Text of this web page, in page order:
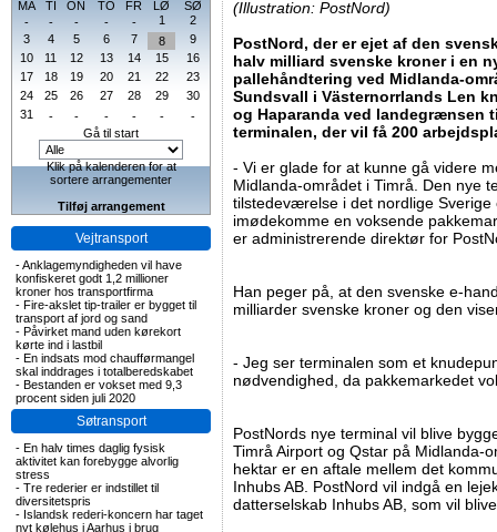
MA
TI ON TO FR LØ
SØ
-
- - - - 1
2
3
4 5 6 7 8
9
10
11 12 13 14 15
16
17
18 19 20 21 22
23
24
25 26 27 28 29
30
31
- - - - -
-
Gå til start
Klik på kalenderen for at
sortere arrangementer
Tilføj arrangement
Vejtransport
-Anklagemyndigheden vil have
konfiskeret godt 1,2 millioner
kroner hos transportfirma
- Fire-akslet tip-trailer er bygget til
transport af jord og sand
- Påvirket mand uden kørekort
kørte ind i lastbil
- En indsats mod chaufførmangel
skal inddrages i totalberedskabet
- Bestanden er vokset med 9,3
procent siden juli 2020
Søtransport
- En halv times daglig fysisk
aktivitet kan forebygge alvorlig
stress
- Tre rederier er indstillet til
diversitetspris
- Islandsk rederi-koncern har taget
nyt kølehus i Aarhus i brug
(Illustration: PostNord)
PostNord, der er ejet af den
halv milliard svenske kroner i en
pallehåndtering ved Midlanda-
Sundsvall i Västernorrlands Len
og Haparanda ved landegrænsen
terminalen, der vil få 200
- Vi er glade for at kunne gå videre
Midlanda-området i Timrå. Den nye
tilstedeværelse i det nordlige
imødekomme en voksende
er administrerende direktør for
Han peger på, at den svenske e-
milliarder svenske kroner og den
- Jeg ser terminalen som et
nødvendighed, da pakkemarkedet
PostNords nye terminal vil blive
Timrå Airport og Qstar på
hektar er en aftale mellem det
Inhubs AB. PostNord vil indgå en
datterselskab Inhubs AB, som vil